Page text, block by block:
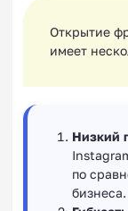
Открытие
имеет
Низкий
по
бизнеса.